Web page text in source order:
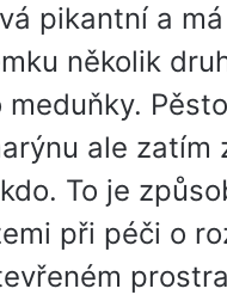
pikantní a
několik
meduňky.
ale zatím
To je
při péči o